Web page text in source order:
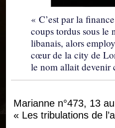
« C’est par la
coups tordus sous le
libanais, alors
cœur de la city de
le nom allait
Marianne n°473, 13
« Les tribulations de